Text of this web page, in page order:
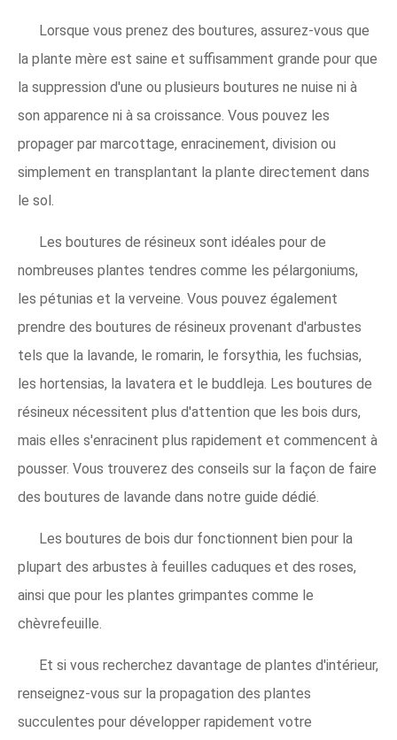
Lorsque vous prenez des boutures, assurez-vous que
la plante mère est saine et suffisamment grande pour que
la suppression d'une ou plusieurs boutures ne nuise ni à
son apparence ni à sa croissance. Vous pouvez les
propager par marcottage, enracinement, division ou
simplement en transplantant la plante directement dans
le sol.
Les boutures de résineux sont idéales pour de
nombreuses plantes tendres comme les pélargoniums,
les pétunias et la verveine. Vous pouvez également
prendre des boutures de résineux provenant d'arbustes
tels que la lavande, le romarin, le forsythia, les fuchsias,
les hortensias, la lavatera et le buddleja. Les boutures de
résineux nécessitent plus d'attention que les bois durs,
mais elles s'enracinent plus rapidement et commencent à
pousser. Vous trouverez des conseils sur la façon de faire
des boutures de lavande dans notre guide dédié.
Les boutures de bois dur fonctionnent bien pour la
plupart des arbustes à feuilles caduques et des roses,
ainsi que pour les plantes grimpantes comme le
chèvrefeuille.
Et si vous recherchez davantage de plantes d'intérieur,
renseignez-vous sur la propagation des plantes
succulentes pour développer rapidement votre